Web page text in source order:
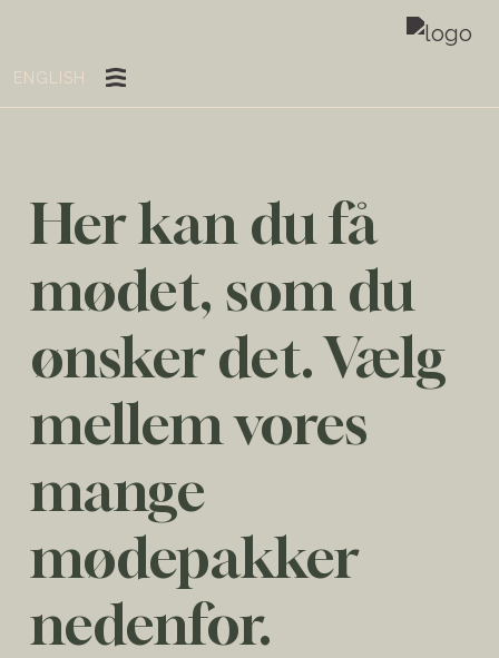
ENGLISH
Her kan du få
mødet, som du
ønsker det. Vælg
mellem vores
mange
mødepakker
nedenfor.